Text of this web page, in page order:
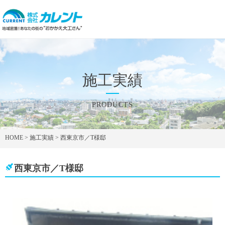
施工実績
PRODUCTS
HOME > 施工実績 > 西東京市／T様邸
西東京市／T様邸